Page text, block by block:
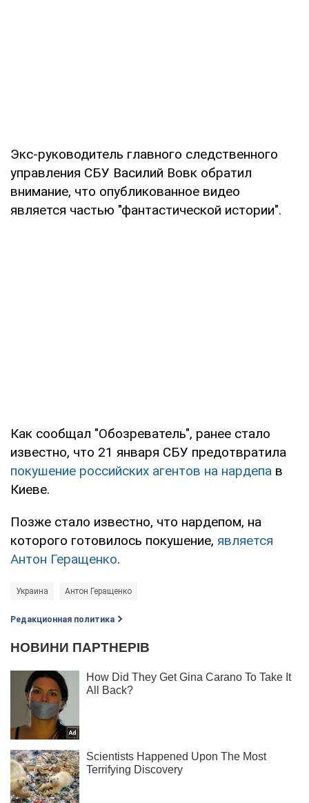
Экс-руководитель главного следственного
управления СБУ Василий Вовк обратил
внимание, что опубликованное видео
является частью "фантастической истории".
Как сообщал "Обозреватель", ранее стало
известно, что 21 января СБУ предотвратила
покушение российских агентов на нардепа в
Киеве.
Позже стало известно, что нардепом, на
которого готовилось покушение, является
Антон Геращенко.
Украина Антон Геращенко
Редакционная политика